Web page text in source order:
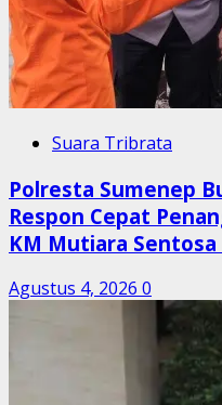
Suara Tribrata
Polresta Sumenep
Respon Cepat
KM Mutiara Sentosa
Agustus 4, 2026 0